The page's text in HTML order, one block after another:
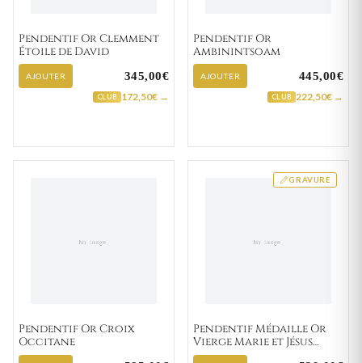
Pendentif Or Clemment
Étoile de David
AJOUTER 345,00€
CLUB 172,50€ →
Pendentif Or
Ambinintsoam
AJOUTER 445,00€
CLUB 222,50€ →
Pendentif Or Croix
Occitane
GRAVURE
Pendentif Médaille Or
Vierge Marie et Jésus
Christ